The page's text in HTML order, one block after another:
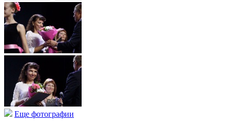
Еще фотографии